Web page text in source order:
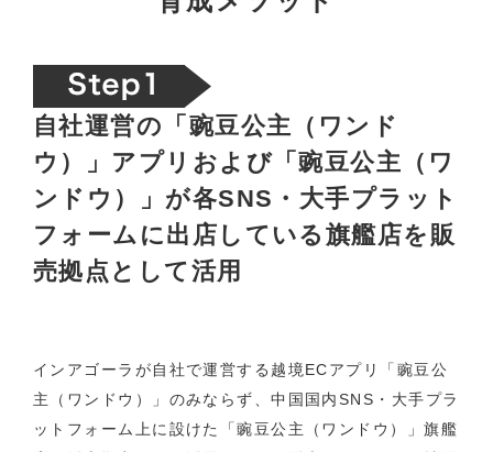
自社運営の「豌豆公主（ワンド
ウ）」アプリおよび「豌豆公主（ワ
ンドウ）」が各SNS・大手プラット
フォームに出店している旗艦店を販
売拠点として活用
インアゴーラが自社で運営する越境ECアプリ「豌豆公
主（ワンドウ）」のみならず、中国国内SNS・大手プラ
ットフォーム上に設けた「豌豆公主（ワンドウ）」旗艦